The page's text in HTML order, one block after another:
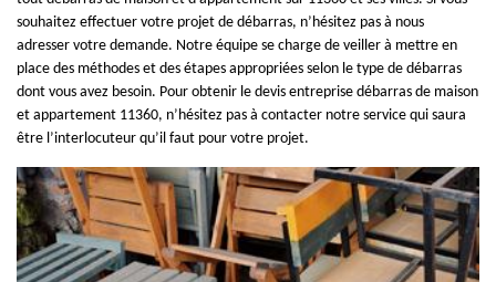
souhaitez effectuer votre projet de débarras, n’hésitez pas à nous
adresser votre demande. Notre équipe se charge de veiller à mettre en
place des méthodes et des étapes appropriées selon le type de débarras
dont vous avez besoin. Pour obtenir le devis entreprise débarras de maison
et appartement 11360, n’hésitez pas à contacter notre service qui saura
être l’interlocuteur qu’il faut pour votre projet.